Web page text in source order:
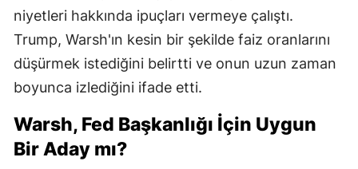
niyetleri hakkında ipuçları vermeye çalıştı.
Trump, Warsh'ın kesin bir şekilde faiz oranlarını
düşürmek istediğini belirtti ve onun uzun zaman
boyunca izlediğini ifade etti.
Warsh, Fed Başkanlığı İçin Uygun
Bir Aday mı?